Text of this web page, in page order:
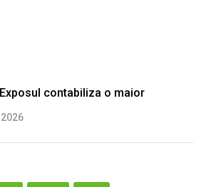
contabiliza o maior